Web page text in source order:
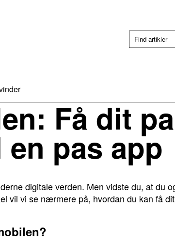
Få dit
pas app
digitale verden. Men vidste du, at du
vil vi se nærmere på, hvordan du kan få